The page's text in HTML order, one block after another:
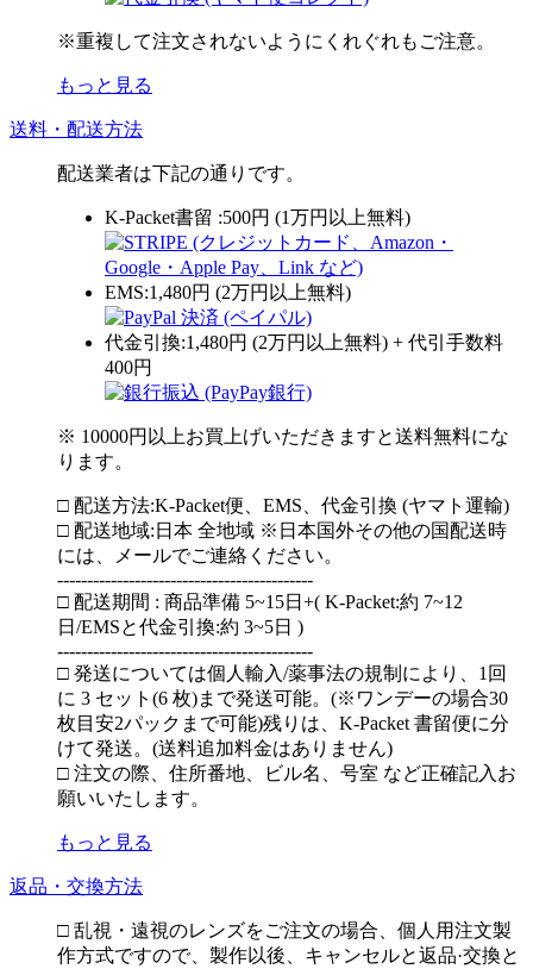
※重複して注文されないようにくれぐれもご注意。
もっと見る
送料・配送方法
配送業者は下記の通りです。
K-Packet書留 :500円 (1万円以上無料)
EMS:1,480円 (2万円以上無料)
代金引換:1,480円 (2万円以上無料) + 代引手数料
400円
※ 10000円以上お買上げいただきますと送料無料にな
ります。
□ 配送方法:K-Packet便、EMS、代金引換 (ヤマト運輸)
□ 配送地域:日本 全地域 ※日本国外その他の国配送時
には、メールでご連絡ください。
-------------------------------------------
□ 配送期間 : 商品準備 5~15日+( K-Packet:約 7~12
日/EMSと代金引換:約 3~5日 )
-------------------------------------------
□ 発送については個人輸入/薬事法の規制により、1回
に 3 セット(6 枚)まで発送可能。(※ワンデーの場合30
枚目安2パックまで可能)残りは、K-Packet 書留便に分
けて発送。(送料追加料金はありません)
□ 注文の際、住所番地、ビル名、号室 など正確記入お
願いいたします。
もっと見る
返品・交換方法
□ 乱視・遠視のレンズをご注文の場合、個人用注文製
作方式ですので、製作以後、キャンセルと返品·交換と